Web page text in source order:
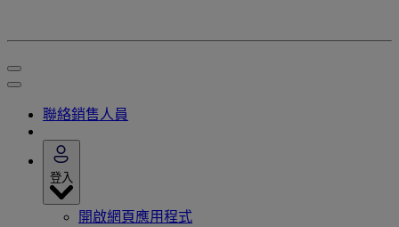
聯絡銷售人員
登入
開啟網頁應用程式